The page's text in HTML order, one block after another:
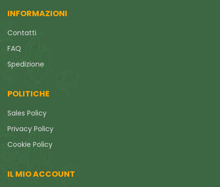
INFORMAZIONI
Contatti
FAQ
Spedizione
POLITICHE
Sales Policy
Privacy Policy
Cookie Policy
IL MIO ACCOUNT